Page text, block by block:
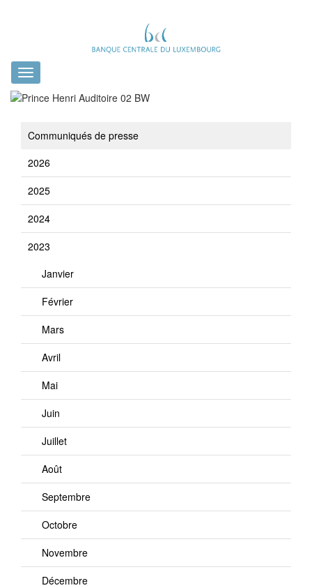
Toggle
navigation
Communiqués de presse
2026
2025
2024
2023
Janvier
Février
Mars
Avril
Mai
Juin
Juillet
Août
Septembre
Octobre
Novembre
Décembre